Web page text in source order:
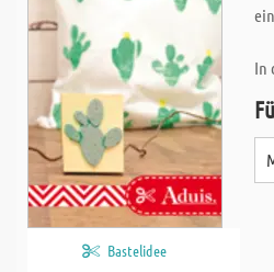
Bastelidee
In